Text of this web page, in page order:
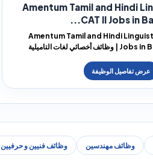
Amentum Tamil and Hindi
CAT II Jobs in
Amentum Tamil and Hindi Linguist
Jobs in Bahrain | وظائف أخصائي لغات التاميلية
وظائف مهندسين وظائف فنيين و حرفيين